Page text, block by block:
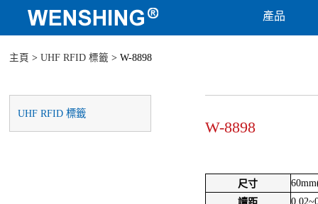
產品
主頁 > UHF RFID 標籤 > W-8898
UHF RFID 標籤
W-8898
尺寸